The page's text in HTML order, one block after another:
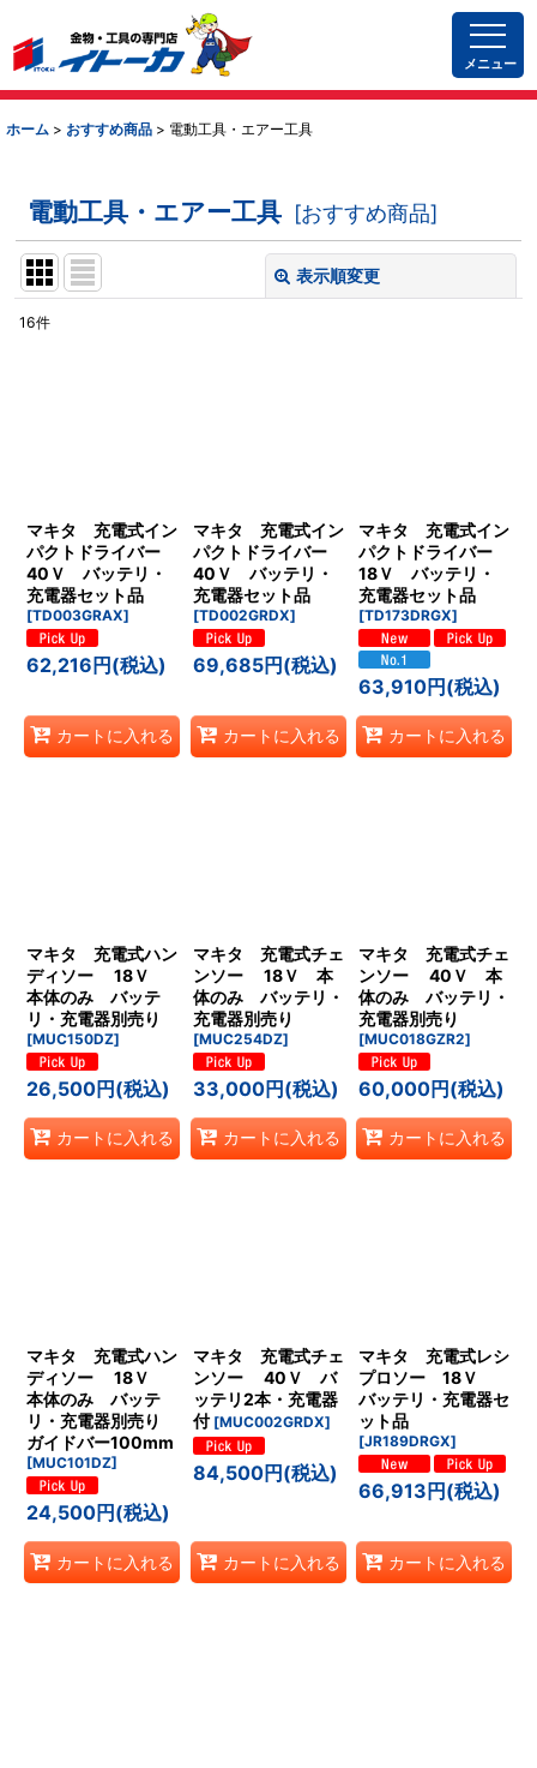
メニュー
ホーム > おすすめ商品 > 電動工具・エアー工具
電動工具・エアー工具 [おすすめ商品]
表示順変更
絞り込む
16件
マキタ 充電式イン
パクトドライバー
40Ｖ バッテリ・
充電器セット品
[TD003GRAX]
62,216 円 (税込)
カートに入れる
マキタ 充電式イン
パクトドライバー
40Ｖ バッテリ・
充電器セット品
[TD002GRDX]
69,685円 (税込)
カートに入れる
マキタ 充電式イン
パクトドライバー
18Ｖ バッテリ・
充電器セット品
[TD173DRGX]
63,910円(税込)
カートに入れる
マキタ 充電式ハン
ディソー 18Ｖ
本体のみ バッテ
リ・充電器別売り
[MUC150DZ]
26,500円(税込)
カートに入れる
マキタ 充電式チェ
ンソー 18Ｖ 本
体のみ バッテリ・
充電器別売り
[MUC254DZ]
33,000円(税込)
カートに入れる
マキタ 充電式チェ
ンソー 40Ｖ 本
体のみ バッテリ・
充電器別売り
[MUC018GZR2]
60,000円(税込)
カートに入れる
マキタ 充電式ハン
ディソー 18Ｖ
本体のみ バッテ
リ・充電器別売り
ガイドバー100mm
[MUC101DZ]
24,500円 (税込)
カートに入れる
マキタ 充電式チェ
ンソー 40Ｖ バ
ッテリ2本・充電器
付 [MUC002GRDX]
84,500円 (税込)
カートに入れる
マキタ 充電式レシ
プロソー 18Ｖ
バッテリ・充電器セ
ット品
[JR189DRGX]
66,913 円 (税込)
カートに入れる